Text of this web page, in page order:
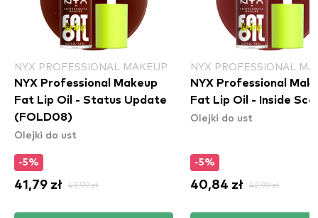
NYX PROFESSIONAL MAKEUP
NYX Professional Makeup
Fat Lip Oil - Status Update
(FOLD08)
Olejki do ust
-5%
41,79 zł 43,99 zł
NYX PROFESSIONAL
NYX Professional
Fat Lip Oil - Inside
Olejki do ust
-5%
40,84 zł 42,99 zł